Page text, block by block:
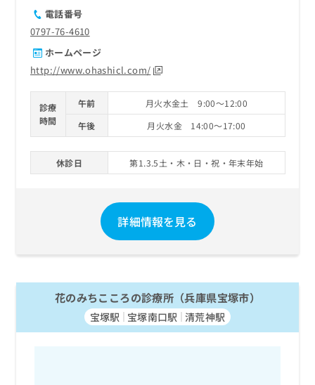
電話番号
0797-76-4610
ホームページ
http://www.ohashicl.com/
診療
時間
午前
月火水金土 9:00～12:00
午後
月火水金 14:00～17:00
休診日 第1.3.5土・木・日・祝・年末年始
詳細情報を見る
花のみちこころの診療所（兵庫県宝塚市）
宝塚駅 宝塚南口駅 清荒神駅